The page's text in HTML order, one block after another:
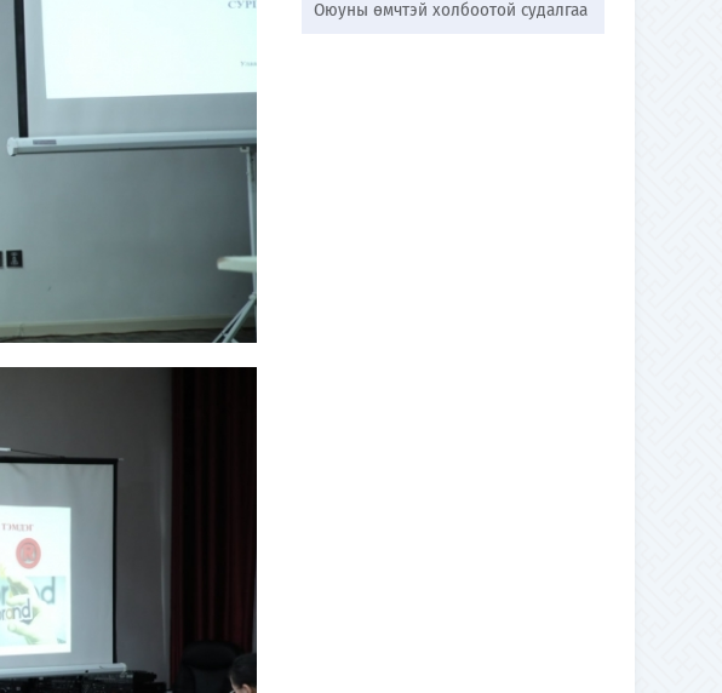
Оюуны өмчтэй холбоотой судалгаа